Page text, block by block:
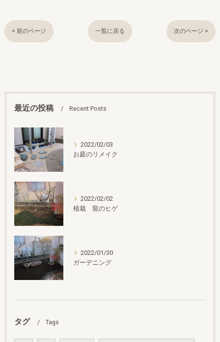
< 前のページ 一覧に戻る 次のページ >
最近の投稿 Recent Posts
2022/02/03
お庭のリメイク
2022/02/02
植栽 龍のヒゲ
2022/01/30
ガーデニング
タグ Tags